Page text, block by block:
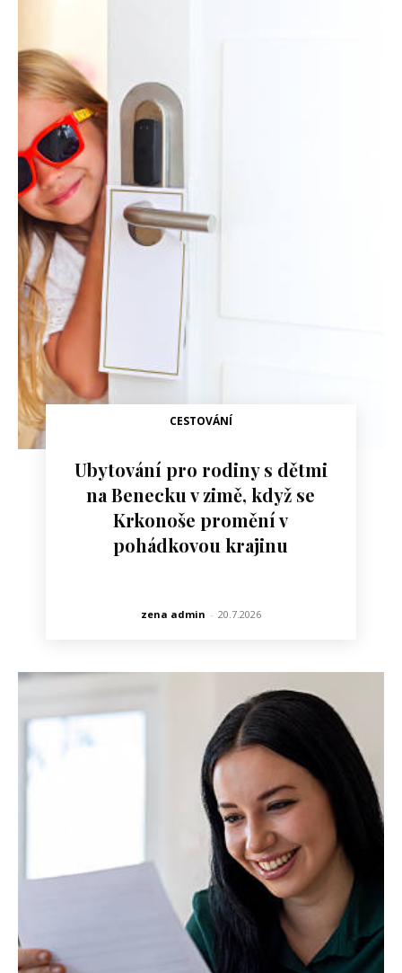
CESTOVÁNÍ
Ubytování pro rodiny s dětmi
na Benecku v zimě, když se
Krkonoše promění v
pohádkovou krajinu
zena admin - 20.7.2026